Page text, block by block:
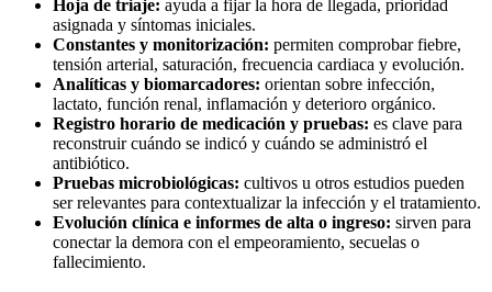
Hoja de triaje: ayuda a fijar la hora de llegada, prioridad
asignada y síntomas iniciales.
Constantes y monitorización: permiten comprobar fiebre,
tensión arterial, saturación, frecuencia cardiaca y evolución.
Analíticas y biomarcadores: orientan sobre infección,
lactato, función renal, inflamación y deterioro orgánico.
Registro horario de medicación y pruebas: es clave para
reconstruir cuándo se indicó y cuándo se administró el
antibiótico.
Pruebas microbiológicas: cultivos u otros estudios pueden
ser relevantes para contextualizar la infección y el tratamiento.
Evolución clínica e informes de alta o ingreso: sirven para
conectar la demora con el empeoramiento, secuelas o
fallecimiento.